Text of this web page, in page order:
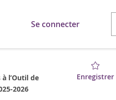
Se connecter
Enregistrer
l’Outil de
2026